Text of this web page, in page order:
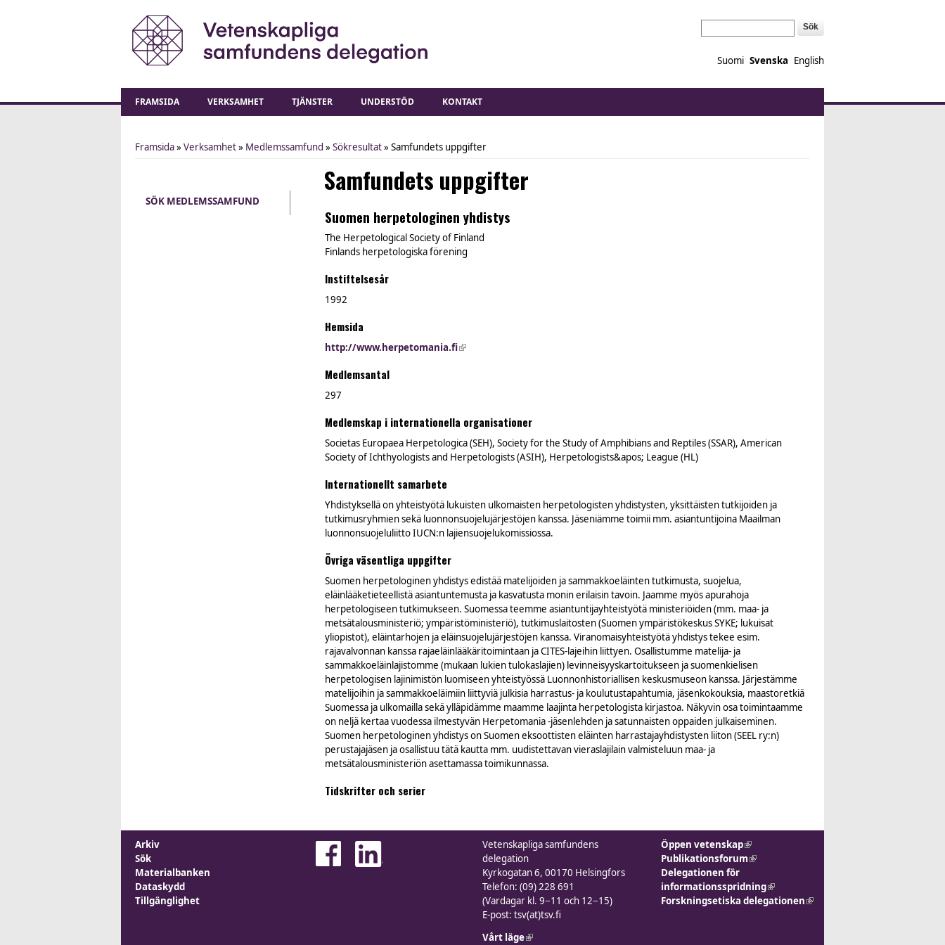
Suomi Svenska English
FRAMSIDA VERKSAMHET TJÄNSTER UNDERSTÖD KONTAKT
Framsida»Verksamhet» Medlemssamfund »Sökresultat» Samfundets uppgifter
SÖK MEDLEMSSAMFUND
Samfundets uppgifter
Suomen herpetologinen yhdistys
The Herpetological Society of Finland
Finlands herpetologiska förening
Instiftelsesår
1992
Hemsida
http://www.herpetomania.fi(link is external)
Medlemsantal
297
Medlemskap i internationella organisationer
Societas Europaea Herpetologica (SEH), Society for the Study of Amphibians and Reptiles (SSAR), American
Society of Ichthyologists and Herpetologists (ASIH), Herpetologists&apos; League (HL)
Internationellt samarbete
Yhdistyksellä on yhteistyötä lukuisten ulkomaisten herpetologisten yhdistysten, yksittäisten tutkijoiden ja
tutkimusryhmien sekä luonnonsuojelujärjestöjen kanssa. Jäseniämme toimii mm. asiantuntijoina Maailman
luonnonsuojeluliitto IUCN:n lajiensuojelukomissiossa.
Övriga väsentliga uppgifter
Suomen herpetologinen yhdistys edistää matelijoiden ja sammakkoeläinten tutkimusta, suojelua,
eläinlääketieteellistä asiantuntemusta ja kasvatusta monin erilaisin tavoin. Jaamme myös apurahoja
herpetologiseen tutkimukseen. Suomessa teemme asiantuntijayhteistyötä ministeriöiden (mm. maa- ja
metsätalousministeriö; ympäristöministeriö), tutkimuslaitosten (Suomen ympäristökeskus SYKE; lukuisat
yliopistot), eläintarhojen ja eläinsuojelujärjestöjen kanssa. Viranomaisyhteistyötä yhdistys tekee esim.
rajavalvonnan kanssa rajaeläinlääkäritoimintaan ja CITES-lajeihin liittyen. Osallistumme matelija- ja
sammakkoeläinlajistomme (mukaan lukien tulokaslajien) levinneisyyskartoitukseen ja suomenkielisen
herpetologisen lajinimistön luomiseen yhteistyössä Luonnonhistoriallisen keskusmuseon kanssa. Järjestämme
matelijoihin ja sammakkoeläimiin liittyviä julkisia harrastus- ja koulutustapahtumia, jäsenkokouksia, maastoretkiä
Suomessa ja ulkomailla sekä ylläpidämme maamme laajinta herpetologista kirjastoa. Näkyvin osa toimintaamme
on neljä kertaa vuodessa ilmestyvän Herpetomania -jäsenlehden ja satunnaisten oppaiden julkaiseminen.
Suomen herpetologinen yhdistys on Suomen eksoottisten eläinten harrastajayhdistysten liiton (SEEL ry:n)
perustajajäsen ja osallistuu tätä kautta mm. uudistettavan vieraslajilain valmisteluun maa- ja
metsätalousministeriön asettamassa toimikunnassa.
Tidskrifter och serier
Arkiv
Sök
Materialbanken
Dataskydd
Tillgänglighet
Vetenskapliga samfundens
delegation
Kyrkogatan 6, 00170 Helsingfors
Telefon: (09) 228 691
(Vardagar kl. 9−11 och 12−15)
E-post: tsv(at)tsv.fi
Vårt läge(link is external)
Öppen vetenskap(link is external)
Publikationsforum(link is
Delegationen för
informationsspridning(link is
external)
Forskningsetiska delegationen(link is